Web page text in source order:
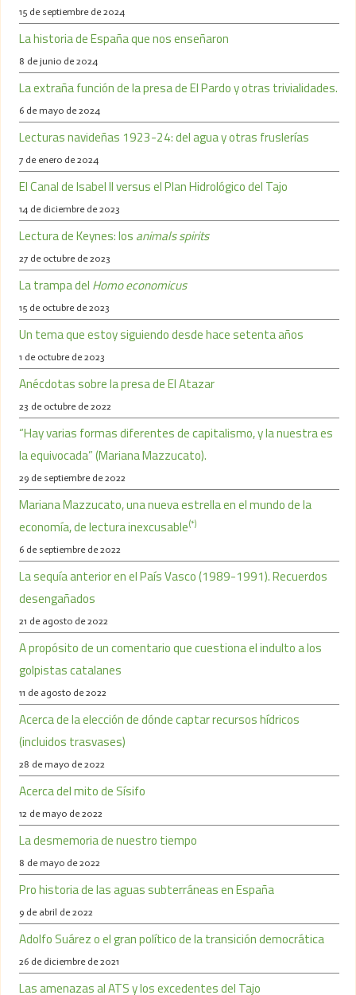
15 de septiembre de 2024
La historia de España que nos enseñaron
8 de junio de 2024
La extraña función de la presa de El Pardo y otras trivialidades.
6 de mayo de 2024
Lecturas navideñas 1923-24: del agua y otras fruslerías
7 de enero de 2024
El Canal de Isabel II versus el Plan Hidrológico del Tajo
14 de diciembre de 2023
Lectura de Keynes: los animals spirits
27 de octubre de 2023
La trampa del Homo economicus
15 de octubre de 2023
Un tema que estoy siguiendo desde hace setenta años
1 de octubre de 2023
Anécdotas sobre la presa de El Atazar
23 de octubre de 2022
“Hay varias formas diferentes de capitalismo, y la nuestra es
la equivocada” (Mariana Mazzucato).
29 de septiembre de 2022
Mariana Mazzucato, una nueva estrella en el mundo de la
economía, de lectura inexcusable(*)
6 de septiembre de 2022
La sequía anterior en el País Vasco (1989-1991). Recuerdos
desengañados
21 de agosto de 2022
A propósito de un comentario que cuestiona el indulto a los
golpistas catalanes
11 de agosto de 2022
Acerca de la elección de dónde captar recursos hídricos
(incluidos trasvases)
28 de mayo de 2022
Acerca del mito de Sísifo
12 de mayo de 2022
La desmemoria de nuestro tiempo
8 de mayo de 2022
Pro historia de las aguas subterráneas en España
9 de abril de 2022
Adolfo Suárez o el gran político de la transición democrática
26 de diciembre de 2021
Las amenazas al ATS y los excedentes del Tajo